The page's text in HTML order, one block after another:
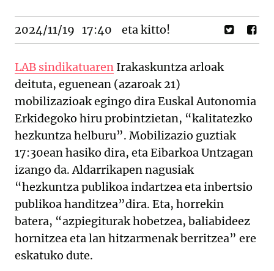
2024/11/19 17:40 eta kitto!
LAB sindikatuaren Irakaskuntza arloak
deituta, eguenean (azaroak 21)
mobilizazioak egingo dira Euskal Autonomia
Erkidegoko hiru probintzietan, “kalitatezko
hezkuntza helburu”. Mobilizazio guztiak
17:30ean hasiko dira, eta Eibarkoa Untzagan
izango da. Aldarrikapen nagusiak
“hezkuntza publikoa indartzea eta inbertsio
publikoa handitzea”dira. Eta, horrekin
batera, “azpiegiturak hobetzea, baliabideez
hornitzea eta lan hitzarmenak berritzea” ere
eskatuko dute.